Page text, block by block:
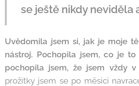
se ještě nikdy neviděla
Uvědomila jsem si, jak je moje
nástroj. Pochopila jsem, co je
pochopila jsem, že jsem vždy v
prožitky jsem se po měsíci